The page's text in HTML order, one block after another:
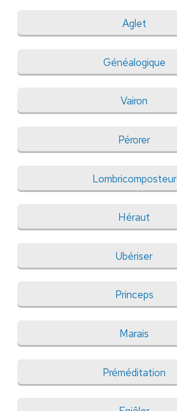
Aglet
Généalogique
Vairon
Pérorer
Lombricomposteur
Héraut
Ubériser
Princeps
Marais
Préméditation